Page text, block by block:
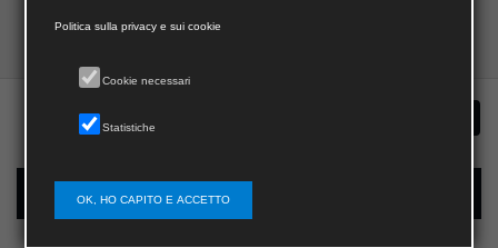
Registrazione nuovo utente per acquisti sul sito
Politica sulla privacy e sui cookie
Cookie necessari
Statistiche
OK, HO CAPITO E ACCETTO